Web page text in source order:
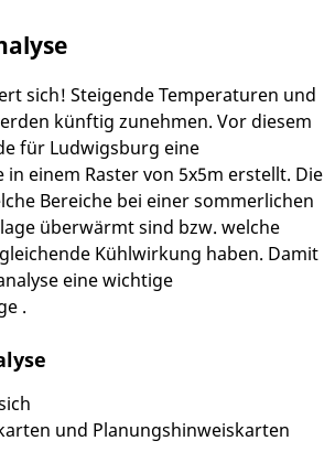
sich! Steigende Temperaturen und
künftig zunehmen. Vor diesem
für Ludwigsburg eine
in einem Raster von 5x5m erstellt. Die
Bereiche bei einer sommerlichen
überwärmt sind bzw. welche
Kühlwirkung haben. Damit
eine wichtige
.
und Planungshinweiskarten